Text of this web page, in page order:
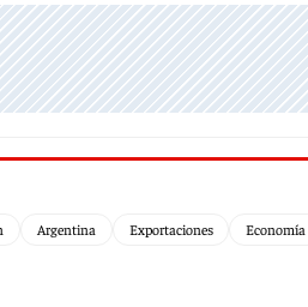
Argentina Exportaciones Economía